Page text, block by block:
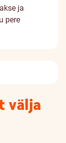
ja
pere
välja